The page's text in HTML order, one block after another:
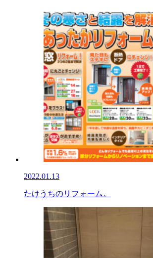
2022.01.13
たけうちのリフォーム。